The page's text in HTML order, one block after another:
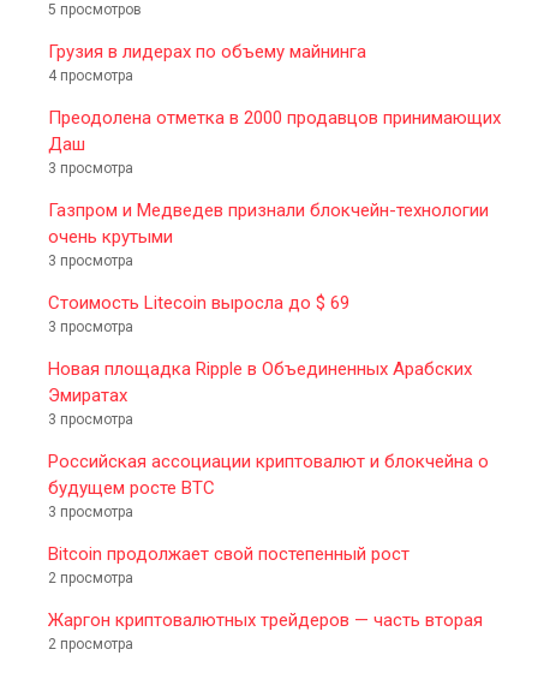
5 просмотров
Грузия в лидерах по объему майнинга
4 просмотра
Преодолена отметка в 2000 продавцов принимающих
Даш
3 просмотра
Газпром и Медведев признали блокчейн-технологии
очень крутыми
3 просмотра
Стоимость Litecoin выросла до $ 69
3 просмотра
Новая площадка Ripple в Объединенных Арабских
Эмиратах
3 просмотра
Российская ассоциации криптовалют и блокчейна о
будущем росте BTC
3 просмотра
Bitcoin продолжает свой постепенный рост
2 просмотра
Жаргон криптовалютных трейдеров — часть вторая
2 просмотра